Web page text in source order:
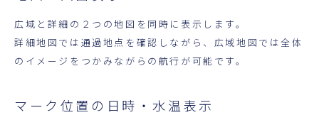
広域と詳細の２つの地図を同時に表示します。
詳細地図では通過地点を確認しながら、広域地図では全体
のイメージをつかみながらの航行が可能です。
マーク位置の日時・水温表示